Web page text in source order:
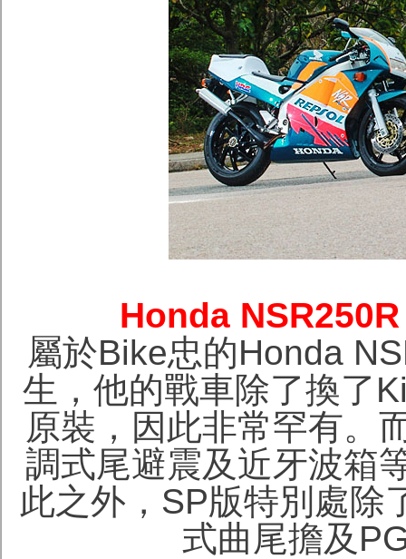
Honda
屬於Bike忠的Honda
生，他的戰車除了換了
原裝，因此非常罕有。
調式尾避震及近牙波箱
此之外，SP版特別處除
式曲尾擔及